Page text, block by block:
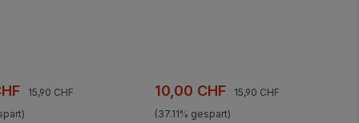
Regulärer Preis:
15,90 CHF
Verkaufspreis:
10,00 CHF Regulärer Preis:
15,90 CHF
(37.11% gespart)